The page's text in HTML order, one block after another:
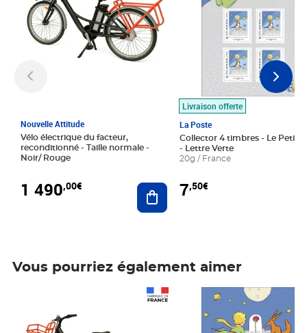
Nouvelle Attitude
Vélo électrique du facteur,
reconditionné - Taille normale -
Noir/ Rouge
1 490,00€ Ajouter au panier
Livraison offerte
La Poste
Collector 4 timbres - Le Petit
- Lettre Verte
20g / France
7,50€
Vous pourriez également aimer
Prix 7,50€